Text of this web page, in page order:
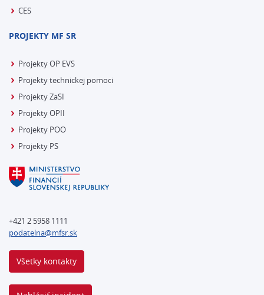
CES
PROJEKTY MF SR
Projekty OP EVS
Projekty technickej pomoci
Projekty ZaSI
Projekty OPII
Projekty POO
Projekty PS
+421 2 5958 1111
podatelna@mfsr.sk
Všetky kontakty